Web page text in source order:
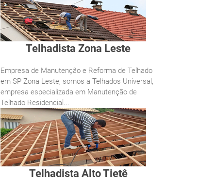
Telhadista Zona Leste
Empresa de Manutenção e Reforma de Telhado
em SP Zona Leste, somos a Telhados Universal,
empresa especializada em Manutenção de
Telhado Residencial...
Telhadista Alto Tietê